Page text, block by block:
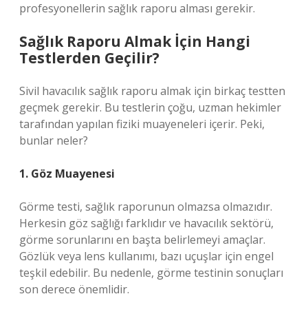
profesyonellerin sağlık raporu alması gerekir.
Sağlık Raporu Almak İçin Hangi
Testlerden Geçilir?
Sivil havacılık sağlık raporu almak için birkaç testten
geçmek gerekir. Bu testlerin çoğu, uzman hekimler
tarafından yapılan fiziki muayeneleri içerir. Peki,
bunlar neler?
1. Göz Muayenesi
Görme testi, sağlık raporunun olmazsa olmazıdır.
Herkesin göz sağlığı farklıdır ve havacılık sektörü,
görme sorunlarını en başta belirlemeyi amaçlar.
Gözlük veya lens kullanımı, bazı uçuşlar için engel
teşkil edebilir. Bu nedenle, görme testinin sonuçları
son derece önemlidir.